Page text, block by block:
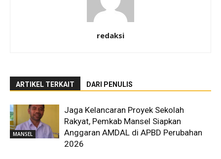
redaksi
ARTIKEL TERKAIT DARI PENULIS
MANSEL
Jaga Kelancaran Proyek Sekolah
Rakyat, Pemkab Mansel Siapkan
Anggaran AMDAL di APBD Perubahan
2026